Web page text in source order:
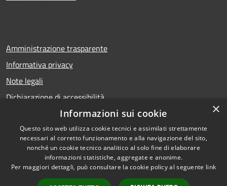
Amministrazione trasparente
Informativa privacy
Note legali
Dichiarazione di accessibilità
RSS
Accessibilità
Privacy
Copyright © 2026 • Comune di
Calcio • Powered by
Municipium•Accesso
redazione
×
Informazioni sui cookie
Questo sito web utilizza cookie tecnici e assimilati strettamente
necessari al corretto funzionamento e alla navigazione del sito,
nonché un cookie tecnico analitico al solo fine di elaborare
informazioni statistiche, aggregate e anonime.
Per maggiori dettagli, può consultare la cookie policy al seguente link